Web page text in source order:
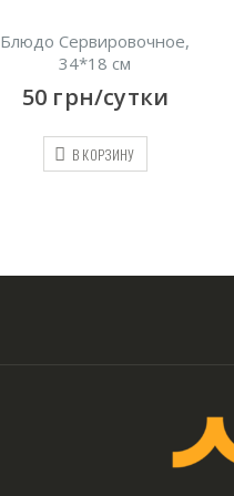
Блюдо Сервировочное,
34*18 см
50 грн/сутки
В КОРЗИНУ